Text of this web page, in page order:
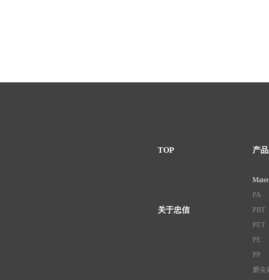
TOP
关于忠信
产
PA
PBT
PET
PE
PP
磨尖